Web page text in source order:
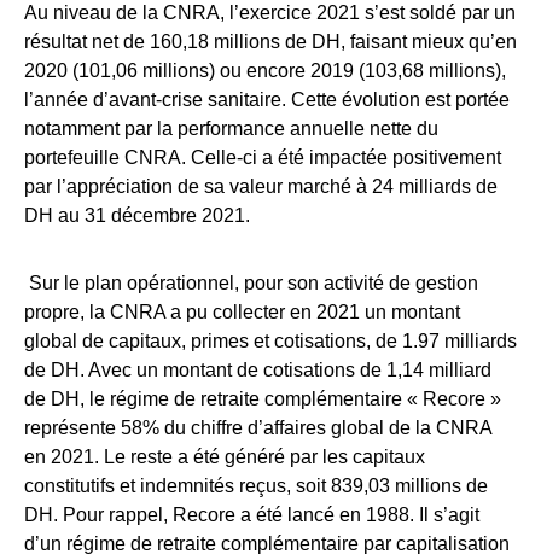
Au niveau de la CNRA, l’exercice 2021 s’est soldé par un
résultat net de 160,18 millions de DH, faisant mieux qu’en
2020 (101,06 millions) ou encore 2019 (103,68 millions),
l’année d’avant-crise sanitaire. Cette évolution est portée
notamment par la performance annuelle nette du
portefeuille CNRA. Celle-ci a été impactée positivement
par l’appréciation de sa valeur marché à 24 milliards de
DH au 31 décembre 2021.
Sur le plan opérationnel, pour son activité de gestion
propre, la CNRA a pu collecter en 2021 un montant
global de capitaux, primes et cotisations, de 1.97 milliards
de DH. Avec un montant de cotisations de 1,14 milliard
de DH, le régime de retraite complémentaire « Recore »
représente 58% du chiffre d’affaires global de la CNRA
en 2021. Le reste a été généré par les capitaux
constitutifs et indemnités reçus, soit 839,03 millions de
DH. Pour rappel, Recore a été lancé en 1988. Il s’agit
d’un régime de retraite complémentaire par capitalisation